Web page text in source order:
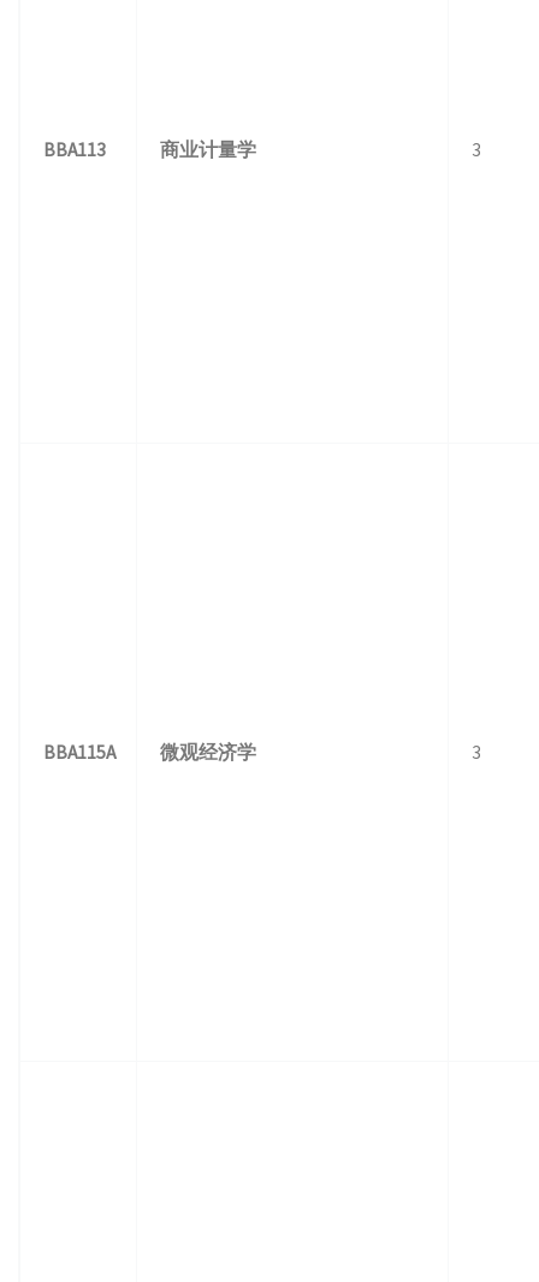
BBA113 商业计量学 3
BBA115A 微观经济学 3